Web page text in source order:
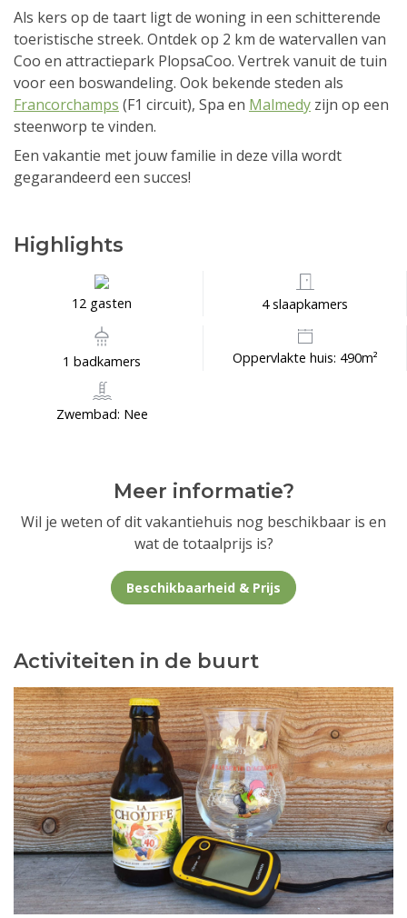
Als kers op de taart ligt de woning in een schitterende
toeristische streek. Ontdek op 2 km de watervallen van
Coo en attractiepark PlopsaCoo. Vertrek vanuit de tuin
voor een boswandeling. Ook bekende steden als
Francorchamps (F1 circuit), Spa en Malmedy zijn op een
steenworp te vinden.
Een vakantie met jouw familie in deze villa wordt
gegarandeerd een succes!
Highlights
12 gasten 4 slaapkamers
1 badkamers Oppervlakte huis: 490m²
Zwembad: Nee
Meer informatie?
Wil je weten of dit vakantiehuis nog beschikbaar is en
wat de totaalprijs is?
Beschikbaarheid & Prijs
Activiteiten in de buurt